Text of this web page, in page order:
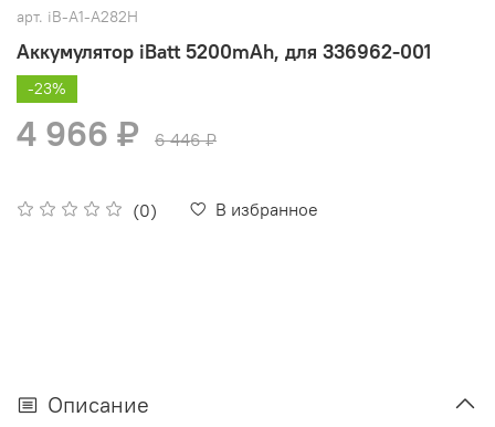
арт. iB-A1-A282H
Аккумулятор iBatt 5200mAh, для 336962-001
(0) В избранное
-23%
4 966 ₽ 6 446 ₽
Описание